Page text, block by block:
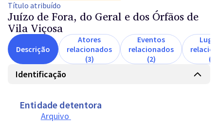
Título atribuído
Juízo de Fora, do Geral e dos Órfãos de
Vila Viçosa
Descrição
Atores
relacionados
(3)
Eventos
relacionados
(2)
(1)
Identificação
Entidade detentora
Arquivo